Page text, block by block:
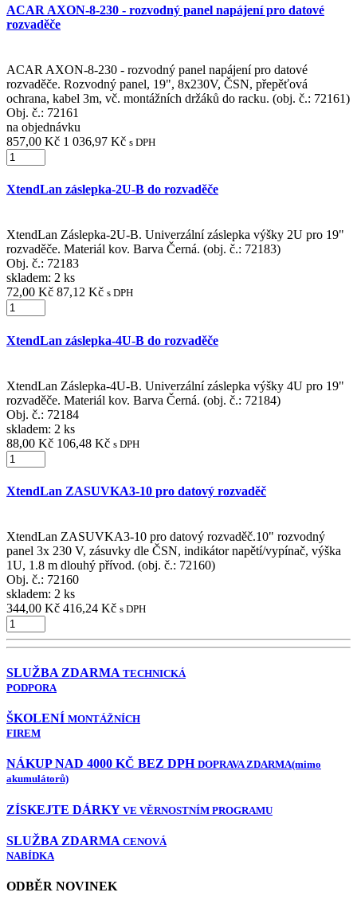
ACAR AXON-8-230 - rozvodný panel napájení pro datové
rozvaděče
ACAR AXON-8-230 - rozvodný panel napájení pro datové
rozvaděče. Rozvodný panel, 19", 8x230V, ČSN, přepěťová
ochrana, kabel 3m, vč. montážních držáků do racku. (obj. č.: 72161)
Obj. č.: 72161
na objednávku
857,00 Kč 1 036,97 Kč s DPH
XtendLan záslepka-2U-B do rozvaděče
XtendLan Záslepka-2U-B. Univerzální záslepka výšky 2U pro 19"
rozvaděče. Materiál kov. Barva Černá. (obj. č.: 72183)
Obj. č.: 72183
skladem: 2 ks
72,00 Kč 87,12 Kč s DPH
XtendLan záslepka-4U-B do rozvaděče
XtendLan Záslepka-4U-B. Univerzální záslepka výšky 4U pro 19"
rozvaděče. Materiál kov. Barva Černá. (obj. č.: 72184)
Obj. č.: 72184
skladem: 2 ks
88,00 Kč 106,48 Kč s DPH
XtendLan ZASUVKA3-10 pro datový rozvaděč
XtendLan ZASUVKA3-10 pro datový rozvaděč.10" rozvodný
panel 3x 230 V, zásuvky dle ČSN, indikátor napětí/vypínač, výška
1U, 1.8 m dlouhý přívod. (obj. č.: 72160)
Obj. č.: 72160
skladem: 2 ks
344,00 Kč 416,24 Kč s DPH
SLUŽBA ZDARMA TECHNICKÁ
PODPORA
ŠKOLENÍ MONTÁŽNÍCH
FIREM
NÁKUP NAD 4000 KČ BEZ DPH DOPRAVA ZDARMA(mimo
akumulátorů)
ZÍSKEJTE DÁRKY VE VĚRNOSTNÍM PROGRAMU
SLUŽBA ZDARMA CENOVÁ
NABÍDKA
ODBĚR NOVINEK